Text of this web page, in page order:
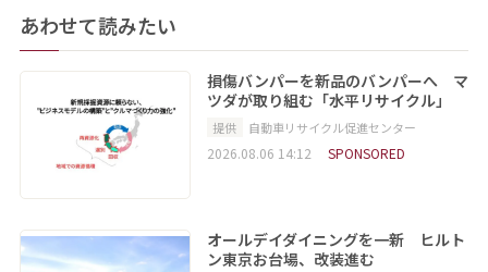
あわせて読みたい
損傷バンパーを新品のバンパーへ マ
ツダが取り組む「水平リサイクル」
提供 自動車リサイクル促進センター
2026.08.06 14:12 SPONSORED
オールデイダイニングを一新 ヒルト
ン東京お台場、改装進む